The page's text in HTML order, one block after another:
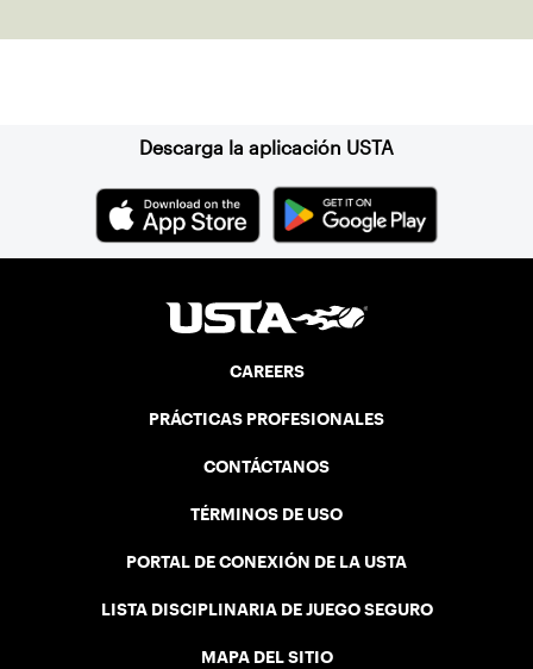
Descarga la aplicación USTA
CAREERS
PRÁCTICAS PROFESIONALES
CONTÁCTANOS
TÉRMINOS DE USO
PORTAL DE CONEXIÓN DE LA USTA
LISTA DISCIPLINARIA DE JUEGO SEGURO
MAPA DEL SITIO